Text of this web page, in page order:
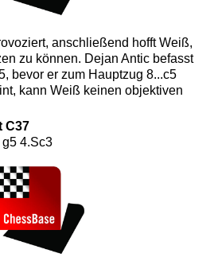
anschließend hofft Weiß,
zu können. Dejan Antic befasst
bevor er zum Hauptzug 8...c5
kann Weiß keinen objektiven
C37
4.Sc3